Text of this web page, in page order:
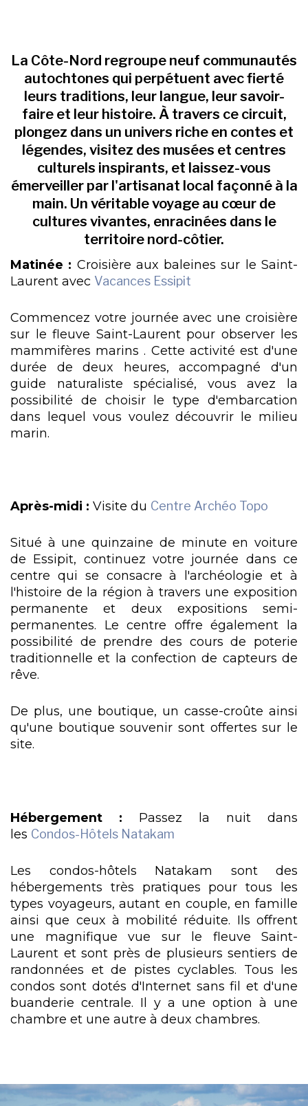
La Côte-Nord regroupe neuf communautés
autochtones qui perpétuent avec fierté
leurs traditions, leur langue, leur savoir-
faire et leur histoire. À travers ce circuit,
plongez dans un univers riche en contes et
légendes, visitez des musées et centres
culturels inspirants, et laissez-vous
émerveiller par l'artisanat local façonné à la
main. Un véritable voyage au cœur de
cultures vivantes, enracinées dans le
territoire nord-côtier.
Matinée : Croisière aux baleines sur le Saint-
Laurent avec Vacances Essipit
Commencez votre journée avec une croisière
sur le fleuve Saint-Laurent pour observer les
mammifères marins . Cette activité est d'une
durée de deux heures, accompagné d'un
guide naturaliste spécialisé, vous avez la
possibilité de choisir le type d'embarcation
dans lequel vous voulez découvrir le milieu
marin.
Après-midi : Visite du Centre Archéo Topo
Situé à une quinzaine de minute en voiture
de Essipit, continuez votre journée dans ce
centre qui se consacre à l'archéologie et à
l'histoire de la région à travers une exposition
permanente et deux expositions semi-
permanentes. Le centre offre également la
possibilité de prendre des cours de poterie
traditionnelle et la confection de capteurs de
rêve.
De plus, une boutique, un casse-croûte ainsi
qu'une boutique souvenir sont offertes sur le
site.
Hébergement : Passez la nuit dans
les Condos-Hôtels Natakam
Les condos-hôtels Natakam sont des
hébergements très pratiques pour tous les
types voyageurs, autant en couple, en famille
ainsi que ceux à mobilité réduite. Ils offrent
une magnifique vue sur le fleuve Saint-
Laurent et sont près de plusieurs sentiers de
randonnées et de pistes cyclables. Tous les
condos sont dotés d'Internet sans fil et d'une
buanderie centrale. Il y a une option à une
chambre et une autre à deux chambres.